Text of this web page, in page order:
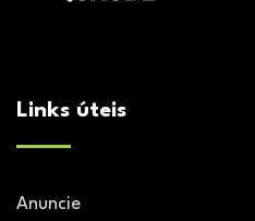
Links úteis
Anuncie